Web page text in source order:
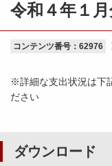
令和４年１
コンテンツ番号：62976
※詳細な支出状況は下
ださい
ダウンロード